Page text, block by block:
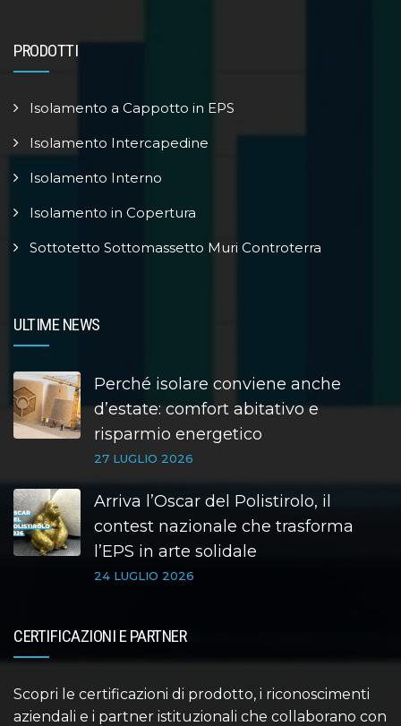
PRODOTTI
Isolamento a Cappotto in EPS
Isolamento Intercapedine
Isolamento Interno
Isolamento in Copertura
Sottotetto Sottomassetto Muri Controterra
ULTIME NEWS
Perché isolare conviene anche
d’estate: comfort abitativo e
risparmio energetico
27 LUGLIO 2026
Arriva l’Oscar del Polistirolo, il
contest nazionale che trasforma
l’EPS in arte solidale
24 LUGLIO 2026
CERTIFICAZIONI E PARTNER
Scopri le certificazioni di prodotto, i riconoscimenti
aziendali e i partner istituzionali che collaborano con